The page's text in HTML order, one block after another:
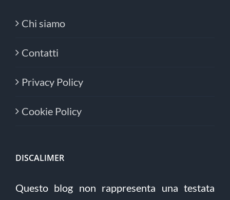
Chi siamo
Contatti
Privacy Policy
Cookie Policy
DISCALIMER
Questo blog non rappresenta una testata